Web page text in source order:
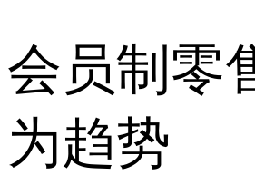
会员制零
为趋势